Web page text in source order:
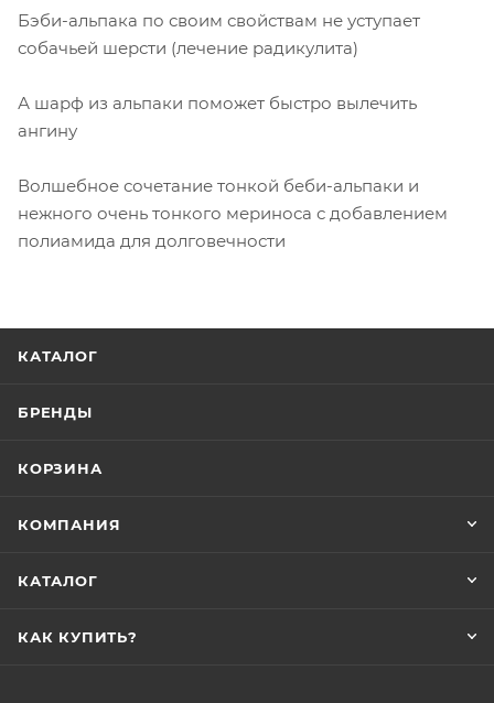
Бэби-альпака по своим свойствам не уступает
собачьей шерсти (лечение радикулита)
А шарф из альпаки поможет быстро вылечить
ангину
Волшебное сочетание тонкой беби-альпаки и
нежного очень тонкого мериноса с добавлением
полиамида для долговечности
КАТАЛОГ
БРЕНДЫ
КОРЗИНА
КОМПАНИЯ
КАТАЛОГ
КАК КУПИТЬ?